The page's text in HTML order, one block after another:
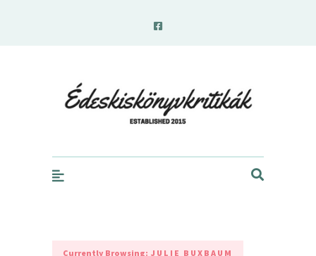
Currently Browsing: JULIE BUXBAUM